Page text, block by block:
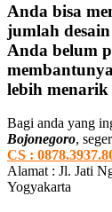
Anda bisa
jumlah
Anda belum
lebih menarik
Bagi anda yang
Bojonegoro,
CS :
Alamat : Jl. Jati
Yogyakarta